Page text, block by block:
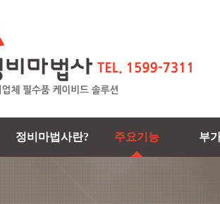
정비마법사란? 주요기능 부